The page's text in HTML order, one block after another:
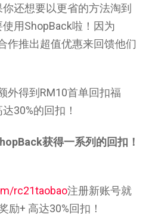
还想要以更省的方法淘到
用ShopBack啦！因为
作推出超值优惠来回馈他们
外得到RM10首单回扣福
30%的回扣！
获得一系列的回扣！
rc21taobao注册新账号就
励+ 高达30%回扣！